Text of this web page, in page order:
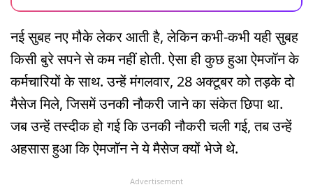
नई सुबह नए मौके लेकर आती है, लेकिन कभी-कभी यही सुबह
किसी बुरे सपने से कम नहीं होती. ऐसा ही कुछ हुआ ऐमजॉन के
कर्मचारियों के साथ. उन्हें मंगलवार, 28 अक्टूबर को तड़के दो
मैसेज मिले, जिसमें उनकी नौकरी जाने का संकेत छिपा था.
जब उन्हें तस्दीक हो गई कि उनकी नौकरी चली गई, तब उन्हें
अहसास हुआ कि ऐमजॉन ने ये मैसेज क्यों भेजे थे.
Advertisement